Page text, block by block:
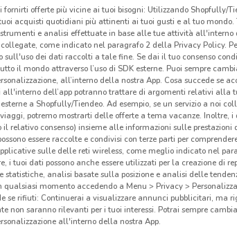
MONTEROTONDO FRASCATI
fornirti offerte più vicine ai tuoi bisogni: Utilizzando Shopfully/
acquisti quotidiani più attinenti ai tuoi gusti e al tuo mondo.
e analisi effettuate in base alle tue attività all'interno
come indicato nel paragrafo 2 della Privacy Policy.
sull'uso dei dati raccolti a tale fine. Se dai il tuo consenso
il mondo attraverso l’uso di SDK esterne. Puoi sempre
all’interno della nostra App. Cosa succede se
all'interno dell’app potranno trattare di argomenti relativi alla
a Shopfully/Tiendeo. Ad esempio, se un servizio a noi
potremo mostrarti delle offerte a tema vacanze. Inoltre, i
il relativo consenso) insieme alle informazioni sulle
essere raccolte e condivisi con terze parti per
sulle delle reti wireless, come meglio indicato nel
i tuoi dati possono anche essere utilizzati per la creazione di
statistiche, analisi basate sulla posizione e analisi delle
qualsiasi momento accedendo a Menu > Privacy >
se rifiuti: Continuerai a visualizzare annunci pubblicitari, ma
non saranno rilevanti per i tuoi interessi. Potrai sempre
all'interno della nostra App.